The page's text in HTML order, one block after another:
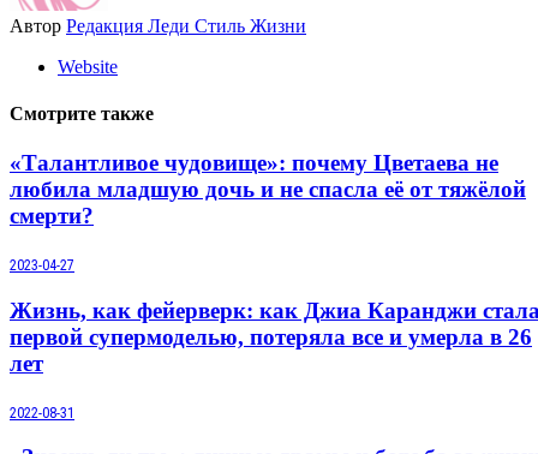
Автор Редакция Леди Стиль Жизни
Website
Смотрите также
«Талантливое чудовище»: почему Цветаева не
любила младшую дочь и не спасла её от тяжёлой
смерти?
2023-04-27
Жизнь, как фейерверк: как Джиа Каранджи
первой супермоделью, потеряла все и умерла в 26
лет
2022-08-31